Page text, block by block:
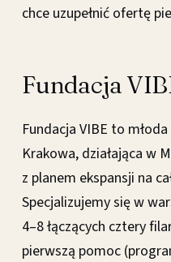
chce uzupełnić ofertę
Fundacja
Fundacja VIBE to
Krakowa, działająca w
z planem ekspansji na
Specjalizujemy się w
4–8 łączących cztery
pierwszą pomoc